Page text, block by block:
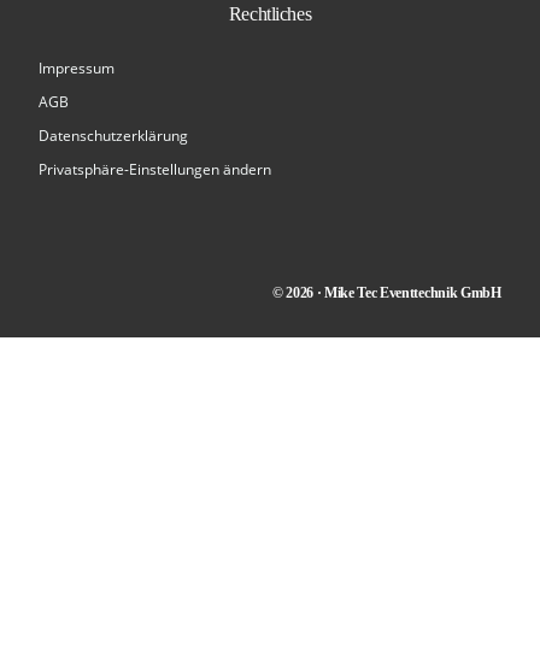
Rechtliches
Impressum
AGB
Datenschutzerklärung
Privatsphäre-Einstellungen ändern
© 2026 · Mike Tec Eventtechnik GmbH